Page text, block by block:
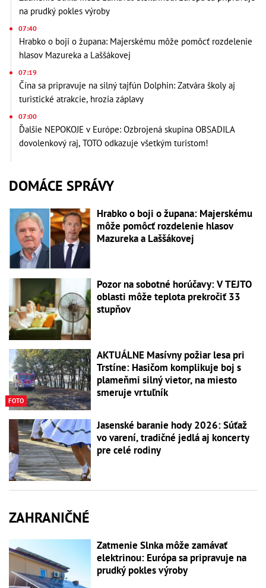
na prudký pokles výroby
07:40
Hrabko o boji o župana: Majerskému môže pomôcť rozdelenie
hlasov Mazureka a Laššákovej
07:19
Čína sa pripravuje na silný tajfún Dolphin: Zatvára školy aj
turistické atrakcie, hrozia záplavy
07:00
Ďalšie NEPOKOJE v Európe: Ozbrojená skupina OBSADILA
dovolenkový raj, TOTO odkazuje všetkým turistom!
DOMÁCE SPRÁVY
Hrabko o boji o župana: Majerskému
môže pomôcť rozdelenie hlasov
Mazureka a Laššákovej
Pozor na sobotné horúčavy: V TEJTO
oblasti môže teplota prekročiť 33
stupňov
FOTO
AKTUÁLNE Masívny požiar lesa pri
Trstíne: Hasičom komplikuje boj s
plameňmi silný vietor, na miesto
smeruje vrtuľník
Jasenské baranie hody 2026: Súťaž
vo varení, tradičné jedlá aj koncerty
pre celé rodiny
ZAHRANIČNÉ
Zatmenie Slnka môže zamávať
elektrinou: Európa sa pripravuje na
prudký pokles výroby